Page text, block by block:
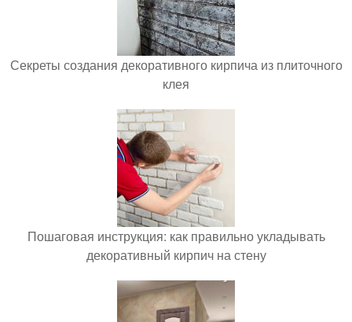
Секреты создания декоративного кирпича из плиточного
клея
Пошаговая инструкция: как правильно укладывать
декоративный кирпич на стену